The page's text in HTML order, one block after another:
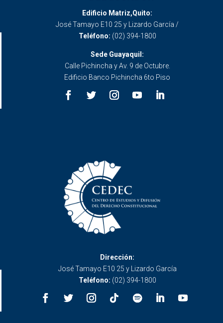
Edificio Matriz,Quito:
José Tamayo E10 25 y Lizardo García /
Teléfono: (02) 394-1800
Sede Guayaquil:
Calle Pichincha y Av. 9 de Octubre.
Edificio Banco Pichincha 6to Piso
Dirección:
José Tamayo E10 25 y Lizardo García
Teléfono: (02) 394-1800